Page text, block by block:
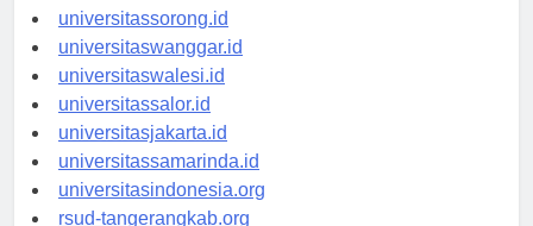
universitasmanokwari.id
universitassorong.id
universitaswanggar.id
universitaswalesi.id
universitassalor.id
universitasjakarta.id
universitassamarinda.id
universitasindonesia.org